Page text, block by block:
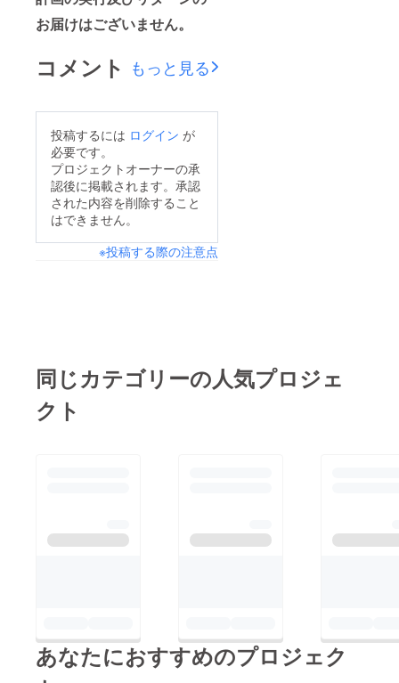
お届けはございません。
コメント もっと見る
投稿するには ログイン が
必要です。
プロジェクトオーナーの承
認後に掲載されます。承認
された内容を削除すること
はできません。
※投稿する際の注意点
同じカテゴリーの人気プロジェ
クト
あなたにおすすめのプロジェク